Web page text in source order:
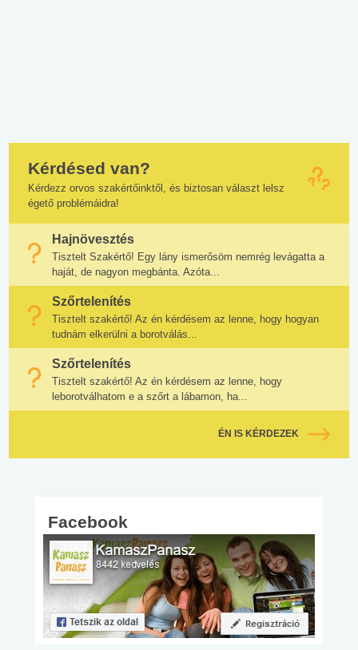
Kérdésed van?
Kérdezz orvos szakértőinktől, és biztosan választ lelsz
égető problémáidra!
Hajnövesztés
Tisztelt Szakértő! Egy lány ismerősöm nemrég levágatta a
haját, de nagyon megbánta. Azóta...
Szőrtelenítés
Tisztelt szakértő! Az én kérdésem az lenne, hogy hogyan
tudnám elkerülni a borotválás...
Szőrtelenítés
Tisztelt szakértő! Az én kérdésem az lenne, hogy
leborotválhatom e a szőrt a lábamon, ha...
ÉN IS KÉRDEZEK
Facebook